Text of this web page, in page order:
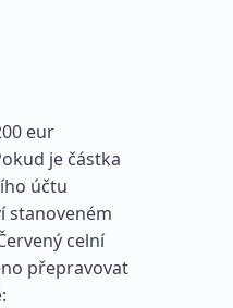
eur
je částka
účtu
stanoveném
celní
přepravovat